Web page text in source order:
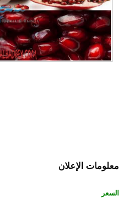
معلومات الإعلان
السعر